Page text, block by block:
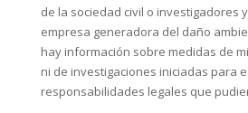
de la sociedad civil o investigadores
empresa generadora del daño
hay información sobre medidas de
ni de investigaciones iniciadas para
responsabilidades legales que